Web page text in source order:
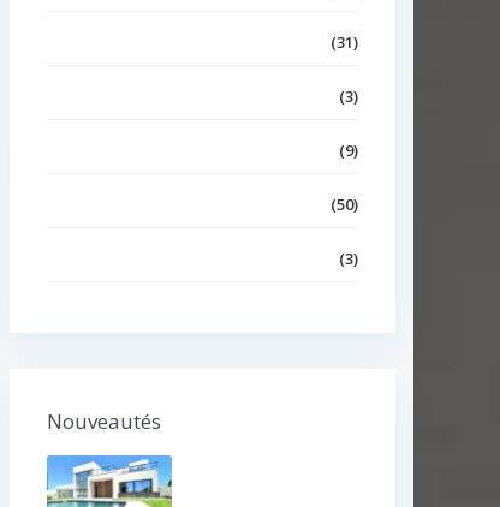
(31)
(3)
(9)
(50)
(3)
Nouveautés